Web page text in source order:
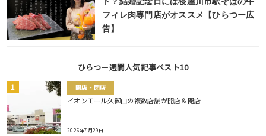
フィレ肉専門店がオススメ【ひらつー広
告】
ひらつー週間人気記事ベスト10
開店・閉店
イオンモール久御山の複数店舗が開店＆閉店
2026年7月29日